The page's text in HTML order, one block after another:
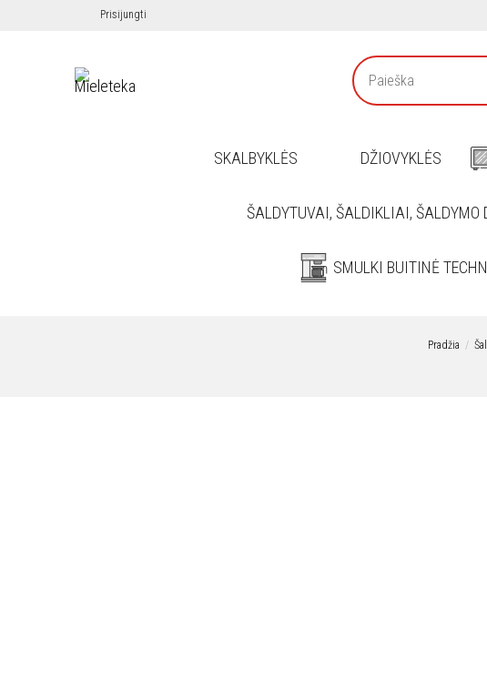
Prisijungti
SKALBYKLĖS DŽIOVYKLĖS
ŠALDYTUVAI, ŠALDIKLIAI, ŠALDYMO
SMULKI BUITINĖ
Pradžia